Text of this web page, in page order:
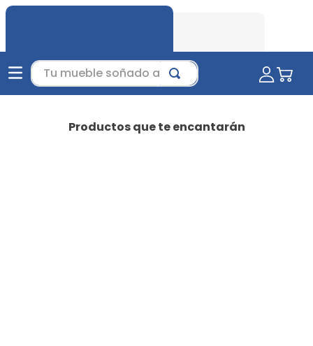
Tu mueble soñado aquí...
Productos que te encantarán